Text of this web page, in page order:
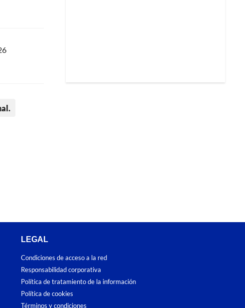
LEGAL
Condiciones de acceso a la red
Responsabilidad corporativa
Política de tratamiento de la información
Política de cookies
Términos y condiciones